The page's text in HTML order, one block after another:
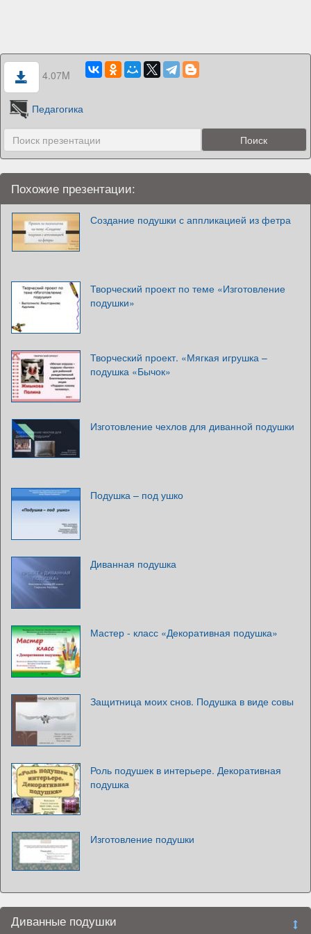
4.07M
Педагогика
Похожие презентации:
Создание подушки с аппликацией из фетра
Творческий проект по теме «Изготовление
подушки»
Творческий проект. «Мягкая игрушка –
подушка «Бычок»
Изготовление чехлов для диванной подушки
Подушка – под ушко
Диванная подушка
Мастер - класс «Декоративная подушка»
Защитница моих снов. Подушка в виде совы
Роль подушек в интерьере. Декоративная
подушка
Изготовление подушки
Диванные подушки